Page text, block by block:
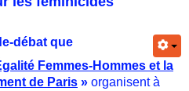
débat que
Femmes-Hommes et la
de Paris » organisent à